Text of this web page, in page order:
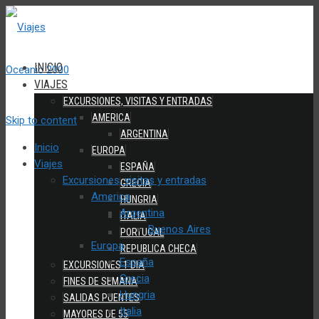
INICIO
VIAJES
EXCURSIONES, VISITAS Y ENTRADAS
AMERICA
ARGENTINA
EUROPA
ESPAÑA
GRECIA
HUNGRIA
ITALIA
PORTUGAL
REPUBLICA CHECA
EXCURSIONES 1 DIA
FINES DE SEMANA
SALIDAS PUENTES
MAYORES DE 55
Skip to content
Inicio
Viajes
Excursiones, visitas y entradas
America
Argentina
Buenos Aires
Europa
España
Grecia
Hungria
Italia